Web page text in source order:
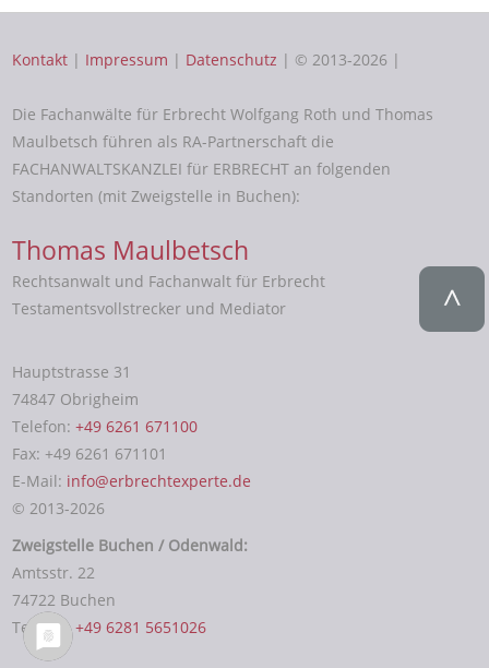
Kontakt | Impressum | Datenschutz | © 2013-2026 |
Die Fachanwälte für Erbrecht Wolfgang Roth und Thomas
Maulbetsch führen als RA-Partnerschaft die
FACHANWALTSKANZLEI für ERBRECHT an folgenden
Standorten (mit Zweigstelle in Buchen):
Thomas Maulbetsch
Rechtsanwalt und Fachanwalt für Erbrecht
Testamentsvollstrecker und Mediator
Hauptstrasse 31
74847 Obrigheim
Telefon:+49 6261 671100
Fax: +49 6261 671101
E-Mail: info@erbrechtexperte.de
© 2013-2026
Zweigstelle Buchen / Odenwald:
Amtsstr. 22
74722 Buchen
Telefon:+49 6281 5651026